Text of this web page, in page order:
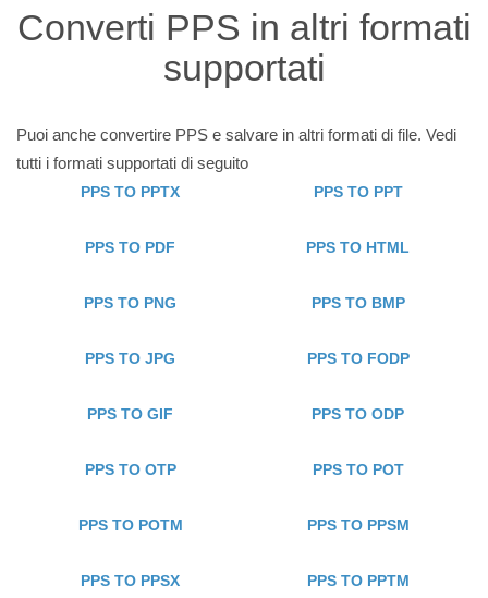
Converti PPS in altri formati
supportati
Puoi anche convertire PPS e salvare in altri formati di file. Vedi
tutti i formati supportati di seguito
PPS TO PPTX PPS TO PPT
PPS TO PDF PPS TO HTML
PPS TO PNG PPS TO BMP
PPS TO JPG PPS TO FODP
PPS TO GIF PPS TO ODP
PPS TO OTP PPS TO POT
PPS TO POTM PPS TO PPSM
PPS TO PPSX PPS TO PPTM